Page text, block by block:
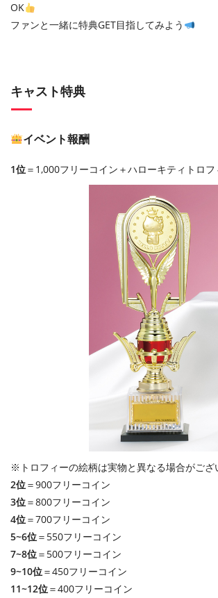
OK
ファンと一緒に特典GET目指してみよう
キャスト特典
イベント報酬
1位＝1,000フリーコイン＋ハローキティトロフ
※トロフィーの絵柄は実物と異なる場合がござ
2位＝900フリーコイン
3位＝800フリーコイン
4位＝700フリーコイン
5~6位＝550フリーコイン
7~8位＝500フリーコイン
9~10位＝450フリーコイン
11~12位＝400フリーコイン